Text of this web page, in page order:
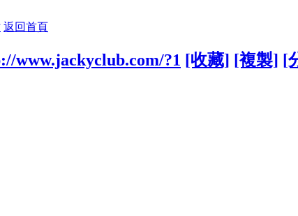
返回首頁
www.jackyclub.com/?1 [收藏] [複製] [